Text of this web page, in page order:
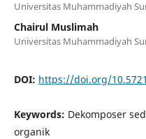
Universitas Muhammadiyah
Chairul Muslimah
Universitas Muhammadiyah
DOI: https://doi.org/
Keywords: Dekomposer
organik